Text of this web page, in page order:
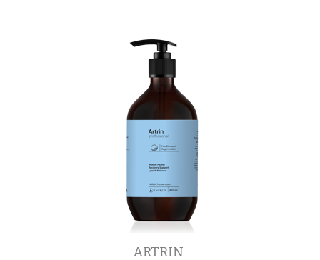
ARTRIN